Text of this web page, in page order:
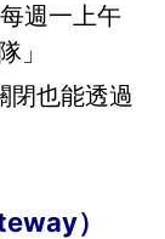
週一上午
」
閉也能透過
）